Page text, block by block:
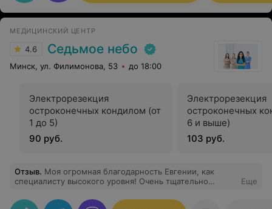
МЕДИЦИНСКИЙ ЦЕНТР
4.6 Седьмое небо
Минск, ул. Филимонова, 53 до 18:00
Электрорезекция
остроконечных кондилом (от
1 до 5)
90 руб.
Электрорезекция
остроконечных
6 и выше)
103 руб.
Отзыв. Моя огромная благодарность Евгении, как
специалисту высокого уровня! Очень тщательно
разобраться, выслушала, подробно все объяснила и
Еще